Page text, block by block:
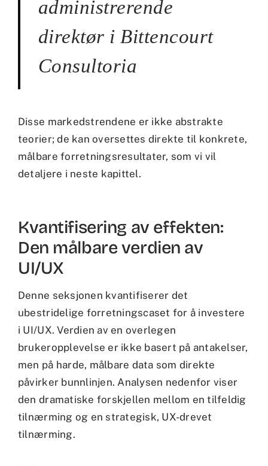
administrerende
direktør i Bittencourt
Consultoria
Disse markedstrendene er ikke abstrakte
teorier; de kan oversettes direkte til konkrete,
målbare forretningsresultater, som vi vil
detaljere i neste kapittel.
Kvantifisering av effekten:
Den målbare verdien av
UI/UX
Denne seksjonen kvantifiserer det
ubestridelige forretningscaset for å investere
i UI/UX. Verdien av en overlegen
brukeropplevelse er ikke basert på antakelser,
men på harde, målbare data som direkte
påvirker bunnlinjen. Analysen nedenfor viser
den dramatiske forskjellen mellom en tilfeldig
tilnærming og en strategisk, UX-drevet
tilnærming.